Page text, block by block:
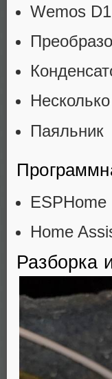
Wemos
Паяльник
ESPHome
Home
Разборка